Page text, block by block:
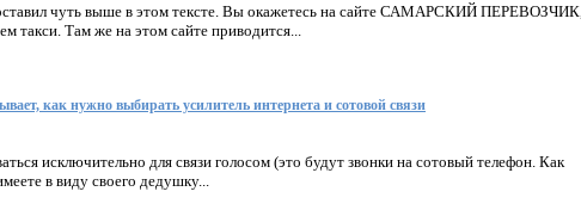
чуть выше в этом тексте. Вы окажетесь на сайте САМАРСКИЙ ПЕРЕВОЗЧИК,
такси. Там же на этом сайте приводится...
как нужно выбирать усилитель интернета и сотовой связи
исключительно для связи голосом (это будут звонки на сотовый телефон. Как
в виду своего дедушку...